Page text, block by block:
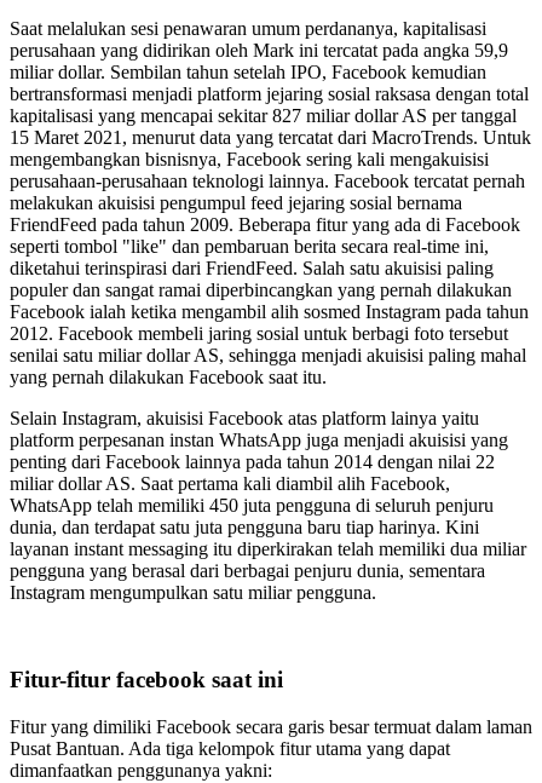
Saat melalukan sesi penawaran umum perdananya, kapitalisasi
perusahaan yang didirikan oleh Mark ini tercatat pada angka 59,9
miliar dollar. Sembilan tahun setelah IPO, Facebook kemudian
bertransformasi menjadi platform jejaring sosial raksasa dengan total
kapitalisasi yang mencapai sekitar 827 miliar dollar AS per tanggal
15 Maret 2021, menurut data yang tercatat dari MacroTrends. Untuk
mengembangkan bisnisnya, Facebook sering kali mengakuisisi
perusahaan-perusahaan teknologi lainnya. Facebook tercatat pernah
melakukan akuisisi pengumpul feed jejaring sosial bernama
FriendFeed pada tahun 2009. Beberapa fitur yang ada di Facebook
seperti tombol "like" dan pembaruan berita secara real-time ini,
diketahui terinspirasi dari FriendFeed. Salah satu akuisisi paling
populer dan sangat ramai diperbincangkan yang pernah dilakukan
Facebook ialah ketika mengambil alih sosmed Instagram pada tahun
2012. Facebook membeli jaring sosial untuk berbagi foto tersebut
senilai satu miliar dollar AS, sehingga menjadi akuisisi paling mahal
yang pernah dilakukan Facebook saat itu.
Selain Instagram, akuisisi Facebook atas platform lainya yaitu
platform perpesanan instan WhatsApp juga menjadi akuisisi yang
penting dari Facebook lainnya pada tahun 2014 dengan nilai 22
miliar dollar AS. Saat pertama kali diambil alih Facebook,
WhatsApp telah memiliki 450 juta pengguna di seluruh penjuru
dunia, dan terdapat satu juta pengguna baru tiap harinya. Kini
layanan instant messaging itu diperkirakan telah memiliki dua miliar
pengguna yang berasal dari berbagai penjuru dunia, sementara
Instagram mengumpulkan satu miliar pengguna.
Fitur-fitur facebook saat ini
Fitur yang dimiliki Facebook secara garis besar termuat dalam laman
Pusat Bantuan. Ada tiga kelompok fitur utama yang dapat
dimanfaatkan penggunanya yakni: